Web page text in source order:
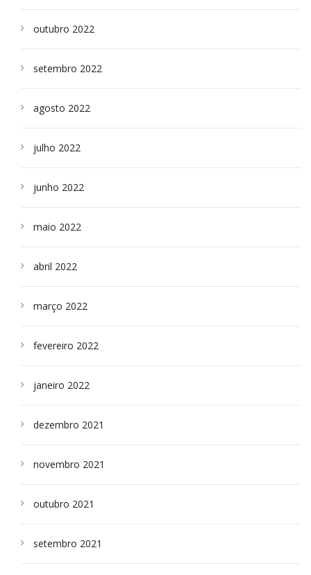
outubro 2022
setembro 2022
agosto 2022
julho 2022
junho 2022
maio 2022
abril 2022
março 2022
fevereiro 2022
janeiro 2022
dezembro 2021
novembro 2021
outubro 2021
setembro 2021